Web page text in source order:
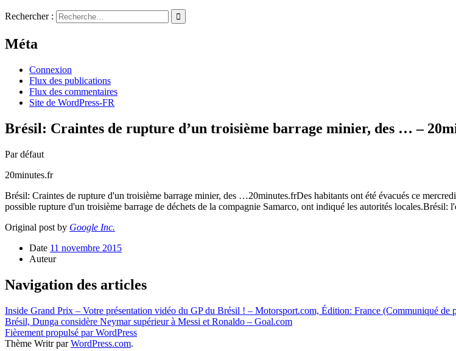
Rechercher :
Méta
Connexion
Flux des publications
Flux des commentaires
Site de WordPress-FR
Brésil: Craintes de rupture d’un troisième barrage minier, des … –
Par défaut
20minutes.fr
Brésil: Craintes de rupture d'un troisième barrage minier, des …20minutes.frDes habitants ont été évacués ce
possible rupture d'un troisième barrage de déchets de la compagnie Samarco, ont indiqué les autorités
Original post by Google Inc.
Date 11 novembre 2015
Auteur
Navigation des articles
Inside Grand Prix – Votre présentation vidéo du GP du Brésil ! – Motorsport.com, Édition: France (Communiqué de
Brésil, Dunga considère Neymar supérieur à Messi et Ronaldo – Goal.com
Fièrement propulsé par WordPress
Thème Writr parWordPress.com.